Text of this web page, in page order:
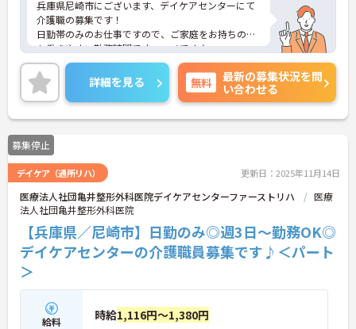
兵庫県尼崎市にございます、デイケアセンターにて
介護職の募集です！
日勤帯のみのお仕事ですので、ご家庭をお持ちの方
も働きやすい勤務時間でオススメです♪
社会保険も完備しているので、安心してお仕事を続
けられる環境です◎
ご興味のある方は、マイナビ介護職までお問い合わ
せください。
詳細を見る 無料
最新の募集状況を問
い合わせる
募集停止
デイケア（通所リハ） 更新日：2025年11月14日
医療法人社団亀井整形外科医院デイケアセンターファーストリハ
医療
法人社団亀井整形外科医院
【兵庫県／尼崎市】日勤のみ◎週3日～勤務OK◎
デイケアセンターの介護職員募集です♪＜パート
＞
給料 時給1,116円～1,380円